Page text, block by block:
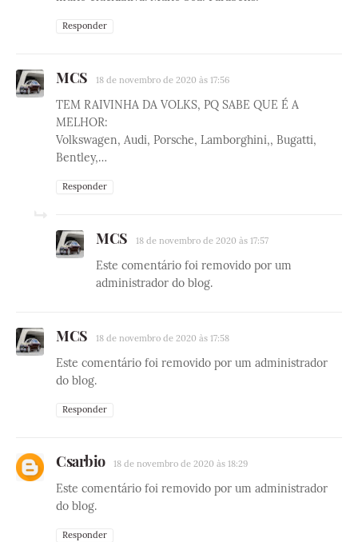
Responder
MCS 18 de novembro de 2020 às 17:56
TEM RAIVINHA DA VOLKS, PQ SABE QUE É A
MELHOR:
Volkswagen, Audi, Porsche, Lamborghini,, Bugatti,
Bentley,…
Responder
MCS 18 de novembro de 2020 às 17:57
Este comentário foi removido por um
administrador do blog.
MCS 18 de novembro de 2020 às 17:58
Este comentário foi removido por um administrador
do blog.
Responder
Csarbio 18 de novembro de 2020 às 18:29
Este comentário foi removido por um administrador
do blog.
Responder